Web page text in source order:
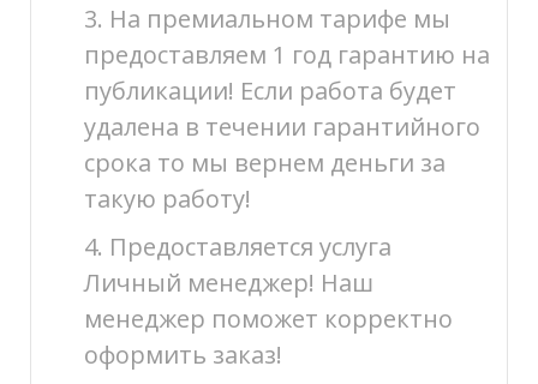
3. На премиальном тарифе мы
предоставляем 1 год гарантию на
публикации! Если работа будет
удалена в течении гарантийного
срока то мы вернем деньги за
такую работу!
4. Предоставляется услуга
Личный менеджер! Наш
менеджер поможет корректно
оформить заказ!